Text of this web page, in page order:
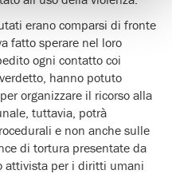
erano comparsi di fronte
fatto sperare nel loro
ogni contatto coi
hanno potuto
organizzare il ricorso alla
tuttavia, potrà
e non anche sulle
di tortura presentate da
per i diritti umani